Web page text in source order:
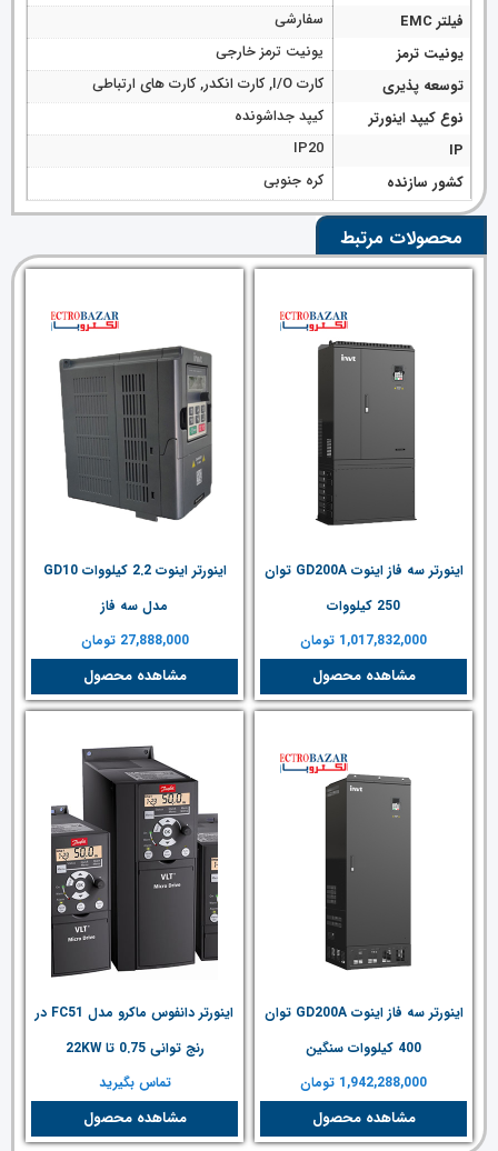
فیلتر EMC
سفارشی
یونیت ترمز
یونیت ترمز خارجی
توسعه پذیری
کارت I/O, کارت انکدر, کارت های ارتباطی
نوع کیپد اینورتر
کیپد جداشونده
IP
IP20
کشور سازنده
کره جنوبی
محصولات مرتبط
اینورتر سه فاز اینوت GD200A توان
250 کیلووات
1,017,832,000 تومان
مشاهده محصول
اینورتر اینوت 2.2 کیلووات GD10
مدل سه فاز
27,888,000 تومان
مشاهده محصول
اینورتر سه فاز اینوت GD200A توان
400 کیلووات سنگین
1,942,288,000 تومان
مشاهده محصول
اینورتر دانفوس ماکرو مدل FC51 در
رنج توانی 0.75 تا 22KW
تماس بگیرید
مشاهده محصول